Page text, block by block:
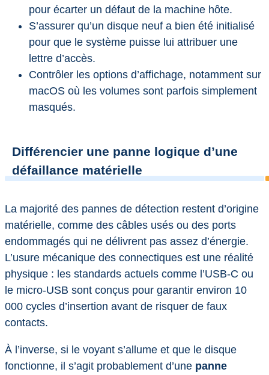
pour écarter un défaut de la machine hôte.
S’assurer qu’un disque neuf a bien été initialisé
pour que le système puisse lui attribuer une
lettre d’accès.
Contrôler les options d’affichage, notamment sur
macOS où les volumes sont parfois simplement
masqués.
Différencier une panne logique d’une
défaillance matérielle
La majorité des pannes de détection restent d’origine
matérielle, comme des câbles usés ou des ports
endommagés qui ne délivrent pas assez d’énergie.
L’usure mécanique des connectiques est une réalité
physique : les standards actuels comme l’USB-C ou
le micro-USB sont conçus pour garantir environ 10
000 cycles d’insertion avant de risquer de faux
contacts.
À l’inverse, si le voyant s’allume et que le disque
fonctionne, il s’agit probablement d’une panne